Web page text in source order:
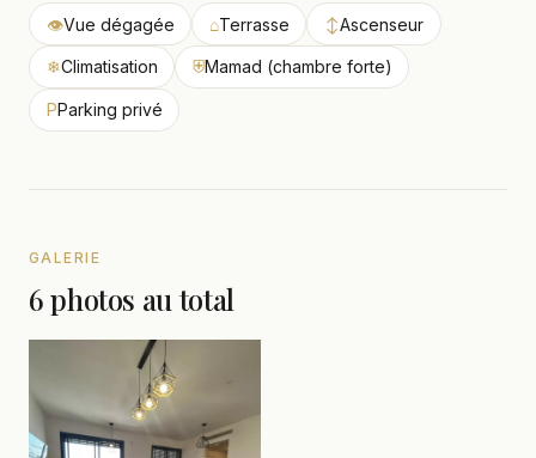
👁Vue dégagée ⌂Terrasse ↕Ascenseur
❄Climatisation ⛨Mamad (chambre forte)
PParking privé
GALERIE
6 photos au total